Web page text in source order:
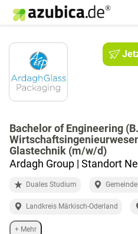
Bachelor of Engineering
Glastechnik (m/w/d)
Ardagh Group | Standort
Duales Studium
Landkreis Märkisch-Oderland
+ Mehr